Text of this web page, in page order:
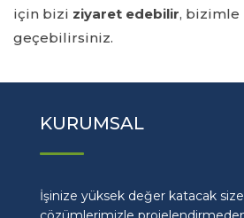
için bizi ziyaret edebilir, bizimle
geçebilirsiniz.
KURUMSAL
İşinize yüksek değer katacak